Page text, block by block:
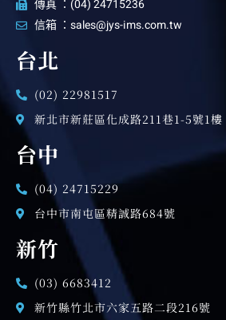
傳真 ：(04) 24715236
信箱 ：sales@jys-ims.com.tw
台北
(02) 22981517
新北市新莊區化成路211巷1-5號1樓
台中
(04) 24715229
台中市南屯區精誠路684號
新竹
(03) 6683412
新竹縣竹北市六家五路二段216號